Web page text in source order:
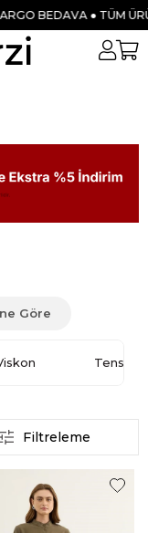
● TÜM ÜRÜNLERDE
Göre
Tensel
Filtreleme